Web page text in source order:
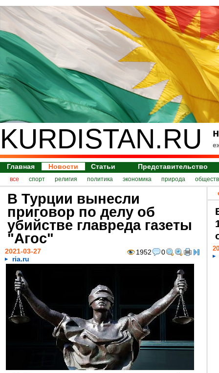
KURDISTAN.RU
Главная Новости Статьи Представительство
все спорт религия политика экономика природа
В Турции вынесли
приговор по делу об
убийстве главреда газеты
"Агос"
1952 0
2021-03-27
ria.ru